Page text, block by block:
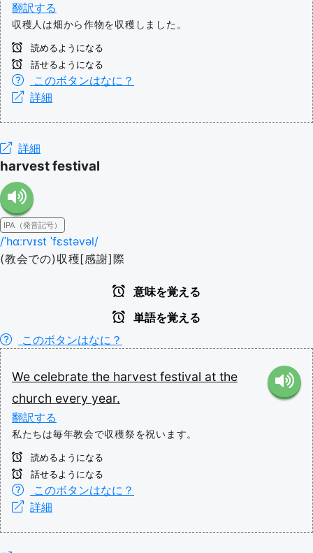
翻訳する
収穫人は畑から作物を収穫しました。
読めるようになる
話せるようになる
このボタンはなに？
詳細
詳細
harvest festival
IPA（発音記号）
/ˈhɑːrvɪst ˈfɛstəvəl/
(教会での)収穫[感謝]際
意味を覚える
単語を覚える
このボタンはなに？
We celebrate the harvest festival at the
church every year.
翻訳する
私たちは毎年教会で収穫祭を祝います。
読めるようになる
話せるようになる
このボタンはなに？
詳細